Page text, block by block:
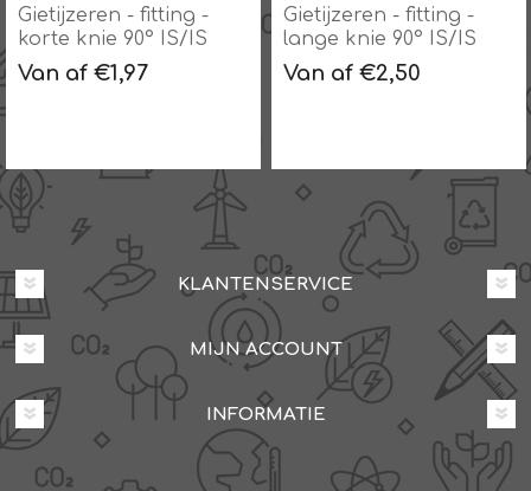
Gietijzeren - fitting -
korte knie 90° IS/IS
Van af €1,97
Gietijzeren - fitting -
lange knie 90° IS/IS
Van af €2,50
KLANTENSERVICE
MIJN ACCOUNT
INFORMATIE